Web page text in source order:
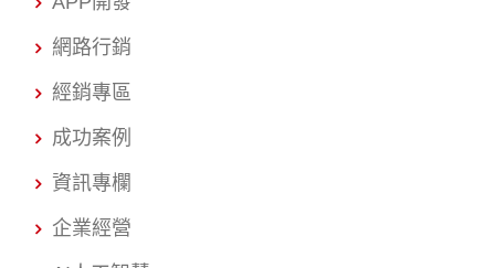
網路行銷
經銷專區
成功案例
資訊專欄
企業經營